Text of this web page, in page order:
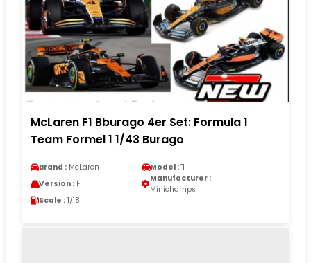
McLaren F1 Bburago 4er Set: Formula 1
Team Formel 1 1/43 Burago
Brand : McLaren Model :F1
Version : F1
Manufacturer :
Minichamps
Scale : 1/18